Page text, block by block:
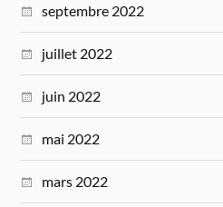
septembre 2022
juillet 2022
juin 2022
mai 2022
mars 2022